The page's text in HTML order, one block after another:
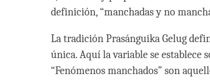
definición, “manchadas y no
La tradición Prasánguika Gelug
única. Aquí la variable se establece
“Fenómenos manchados” son